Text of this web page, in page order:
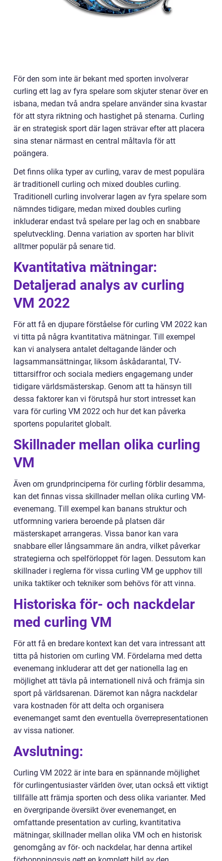
För den som inte är bekant med sporten involverar
curling ett lag av fyra spelare som skjuter stenar över en
isbana, medan två andra spelare använder sina kvastar
för att styra riktning och hastighet på stenarna. Curling
är en strategisk sport där lagen strävar efter att placera
sina stenar närmast en central måltavla för att
poängera.
Det finns olika typer av curling, varav de mest populära
är traditionell curling och mixed doubles curling.
Traditionell curling involverar lagen av fyra spelare som
nämndes tidigare, medan mixed doubles curling
inkluderar endast två spelare per lag och en snabbare
spelutveckling. Denna variation av sporten har blivit
alltmer populär på senare tid.
Kvantitativa mätningar:
Detaljerad analys av curling
VM 2022
För att få en djupare förståelse för curling VM 2022 kan
vi titta på några kvantitativa mätningar. Till exempel
kan vi analysera antalet deltagande länder och
lagsammansättningar, liksom åskådarantal, TV-
tittarsiffror och sociala mediers engagemang under
tidigare världsmästerskap. Genom att ta hänsyn till
dessa faktorer kan vi förutspå hur stort intresset kan
vara för curling VM 2022 och hur det kan påverka
sportens popularitet globalt.
Skillnader mellan olika curling
VM
Även om grundprinciperna för curling förblir desamma,
kan det finnas vissa skillnader mellan olika curling VM-
evenemang. Till exempel kan banans struktur och
utformning variera beroende på platsen där
mästerskapet arrangeras. Vissa banor kan vara
snabbare eller långsammare än andra, vilket påverkar
strategierna och spelförloppet för lagen. Dessutom kan
skillnader i reglerna för vissa curling VM ge upphov till
unika taktiker och tekniker som behövs för att vinna.
Historiska för- och nackdelar
med curling VM
För att få en bredare kontext kan det vara intressant att
titta på historien om curling VM. Fördelarna med detta
evenemang inkluderar att det ger nationella lag en
möjlighet att tävla på internationell nivå och främja sin
sport på världsarenan. Däremot kan några nackdelar
vara kostnaden för att delta och organisera
evenemanget samt den eventuella överrepresentationen
av vissa nationer.
Avslutning:
Curling VM 2022 är inte bara en spännande möjlighet
för curlingentusiaster världen över, utan också ett viktigt
tillfälle att främja sporten och dess olika varianter. Med
en övergripande översikt över evenemanget, en
omfattande presentation av curling, kvantitativa
mätningar, skillnader mellan olika VM och en historisk
genomgång av för- och nackdelar, har denna artikel